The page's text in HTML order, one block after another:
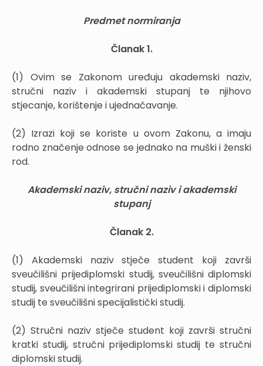
Predmet normiranja
Članak 1.
(1) Ovim se Zakonom uređuju akademski naziv,
stručni naziv i akademski stupanj te njihovo
stjecanje, korištenje i ujednačavanje.
(2) Izrazi koji se koriste u ovom Zakonu, a imaju
rodno značenje odnose se jednako na muški i ženski
rod.
Akademski naziv, stručni naziv i akademski
stupanj
Članak 2.
(1) Akademski naziv stječe student koji završi
sveučilišni prijediplomski studij, sveučilišni diplomski
studij, sveučilišni integrirani prijediplomski i diplomski
studij te sveučilišni specijalistički studij.
(2) Stručni naziv stječe student koji završi stručni
kratki studij, stručni prijediplomski studij te stručni
diplomski studij.